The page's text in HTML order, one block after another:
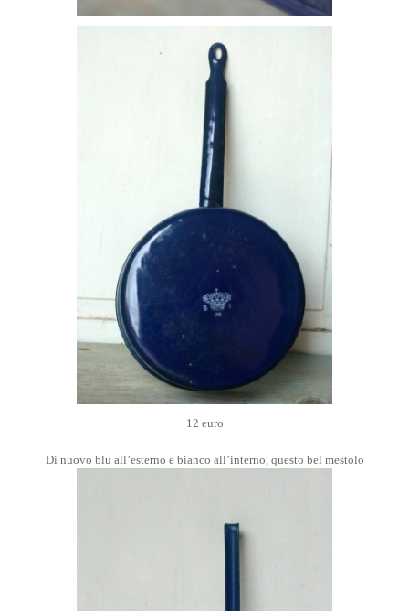
12 euro
Di nuovo blu all’esterno e bianco all’interno, questo bel mestolo